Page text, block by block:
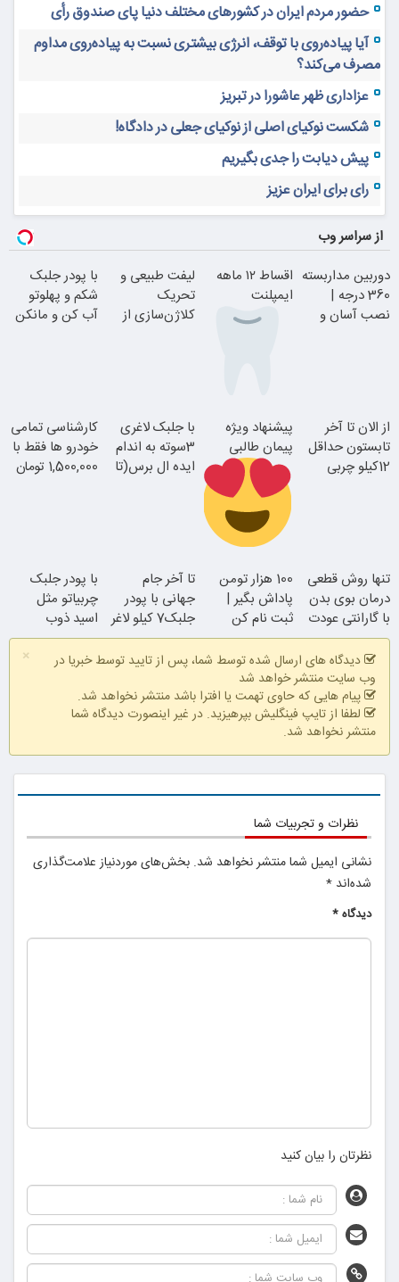
حضور مردم ایران در کشورهای مختلف دنیا پای صندوق رأی
آیا پیاده‌روی با توقف، انرژی بیشتری نسبت به پیاده‌روی مداوم
مصرف می‌کند؟
عزاداری ظهر عاشورا در تبریز
شکست نوکیای اصلی از نوکیای جعلی در دادگاه!
پیش دیابت را جدی بگیریم
رای برای ایران عزیز
از سراسر وب
دوربین مداربسته
360 درجه |
نصب آسان و
اقساط ۱۲ ماهه
ایمپلنت
ضامن؛ همین
امروز اقدام کن
لیفت طبیعی و
تحریک
کلاژن‌سازی از
جوان شو
با پودر جلبک
شکم و پهلوتو
آب کن و مانکن
از الان تا آخر
تابستون حداقل
12کیلو چربی
پیشنهاد ویژه
پیمان طالبی
با تخفیف ویژه
با جلبک لاغری
3سوته به اندام
ایده ال برس(تا
کارشناسی تمامی
خودرو ها فقط با
1,500,000 تومان
تنها روش قطعی
درمان بوی بدن
با گارانتی عودت
وجه
همین الان ببین
100 هزار تومن
پاداش بگیر |
ثبت نام کن
تا آخر جام
جهانی با پودر
جلبک7 کیلو لاغر
شو
با پودر جلبک
چربیاتو مثل
اسید ذوب
کن(تخفیف تا
امشب)
×
دیدگاه های ارسال شده توسط شما، پس از تایید توسط خبریا در
وب سایت منتشر خواهد شد
پیام هایی که حاوی تهمت یا افترا باشد منتشر نخواهد شد.
لطفا از تایپ فینگلیش بپرهیزید. در غیر اینصورت دیدگاه شما
منتشر نخواهد شد.
نظرات و تجربیات شما
نشانی ایمیل شما منتشر نخواهد شد. بخش‌های موردنیاز علامت‌گذاری
شده‌اند *
دیدگاه*
نظرتان را بیان کنید